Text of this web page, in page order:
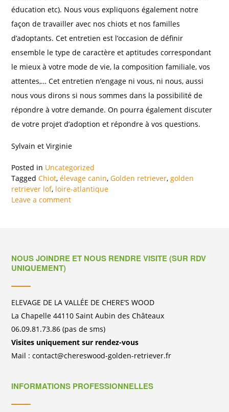
éducation etc). Nous vous expliquons également notre
façon de travailler avec nos chiots et nos familles
d’adoptants. Cet entretien est l’occasion de définir
ensemble le type de caractère et aptitudes correspondant
le mieux à votre mode de vie, la composition familiale, vos
attentes,… Cet entretien n’engage ni vous, ni nous, aussi
nous vous dirons si nous sommes dans la possibilité de
répondre à votre demande. On pourra également discuter
de votre projet d’adoption et répondre à vos questions.
Sylvain et Virginie
Posted in Uncategorized
Tagged Chiot, élevage canin, Golden retriever, golden
retriever lof, loire-atlantique
Leave a comment
NOUS JOINDRE ET NOUS RENDRE VISITE (SUR RDV
UNIQUEMENT)
ELEVAGE DE LA VALLÉE DE CHERE’S WOOD
La Chapelle 44110 Saint Aubin des Châteaux
06.09.81.73.86 (pas de sms)
Visites uniquement sur rendez-vous
Mail : contact@chereswood-golden-retriever.fr
INFORMATIONS PROFESSIONNELLES